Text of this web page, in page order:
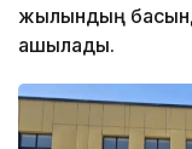
жылындың
ашылады.